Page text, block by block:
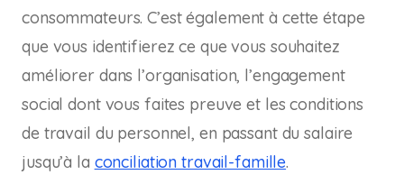
consommateurs. C’est également à cette étape
que vous identifierez ce que vous souhaitez
améliorer dans l’organisation, l’engagement
social dont vous faites preuve et les conditions
de travail du personnel, en passant du salaire
jusqu’à la conciliation travail-famille.